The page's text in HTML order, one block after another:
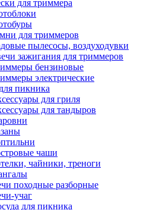
для триммера
для триммеров
пылесосы, воздуходувки
зажигания для триммеров
бензиновые
электрические
пикника
для гриля
для тандыров
чаши
чайники, треноги
походные разборные
учаг
для пикника